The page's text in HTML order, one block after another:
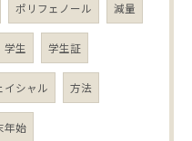
ポリフェノール 減量
学生 学生証
イシャル 方法
年始